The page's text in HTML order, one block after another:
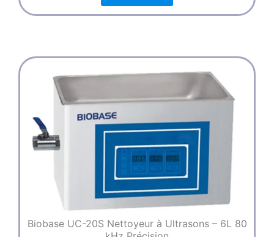
Biobase UC-20S Nettoyeur à Ultrasons – 6L 80